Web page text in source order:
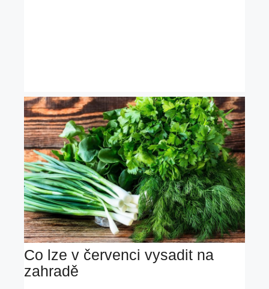
Co lze v červenci vysadit na
zahradě